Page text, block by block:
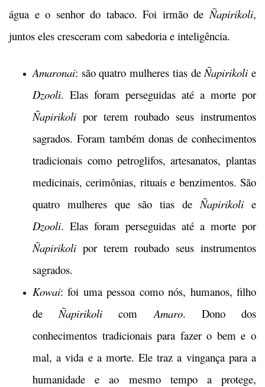
água e o senhor do tabaco. Foi irmão deÑapirikoli,
juntos eles cresceram com sabedoria e inteligência.
Amaronai: são quatro mulheres tias deÑapirikoli e
Dzooli. Elas foram perseguidas até a morte por
Ñapirikoli por terem roubado seus instrumentos
sagrados. Foram também donas de conhecimentos
tradicionais como petroglifos, artesanatos, plantas
medicinais, cerimônias, rituais e benzimentos. São
quatro mulheres que são tias deÑapirikoli e
Dzooli. Elas foram perseguidas até a morte por
Ñapirikoli por terem roubado seus instrumentos
sagrados.
Kowai: foi uma pessoa como nós, humanos, filho
deÑapirikoli comAmaro. Dono dos
conhecimentos tradicionais para fazer o bem e o
mal, a vida e a morte. Ele traz a vingança para a
humanidade e ao mesmo tempo a protege,